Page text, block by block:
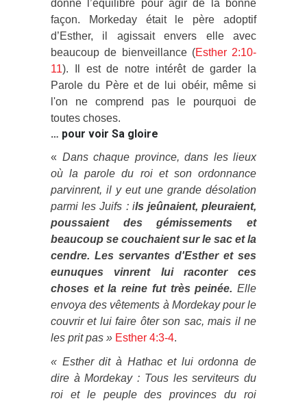
donne l’équilibre pour agir de la bonne
façon. Morkeday était le père adoptif
d’Esther, il agissait envers elle avec
beaucoup de bienveillance (Esther 2:10-
11). Il est de notre intérêt de garder la
Parole du Père et de lui obéir, même si
l'on ne comprend pas le pourquoi de
toutes choses.
… pour voir Sa gloire
« Dans chaque province, dans les lieux
où la parole du roi et son ordonnance
parvinrent, il y eut une grande désolation
parmi les Juifs : ils jeûnaient, pleuraient,
poussaient des gémissements et
beaucoup se couchaient sur le sac et la
cendre. Les servantes d'Esther et ses
eunuques vinrent lui raconter ces
choses et la reine fut très peinée. Elle
envoya des vêtements à Mordekay pour le
couvrir et lui faire ôter son sac, mais il ne
les prit pas » Esther 4:3-4.
« Esther dit à Hathac et lui ordonna de
dire à Mordekay : Tous les serviteurs du
roi et le peuple des provinces du roi